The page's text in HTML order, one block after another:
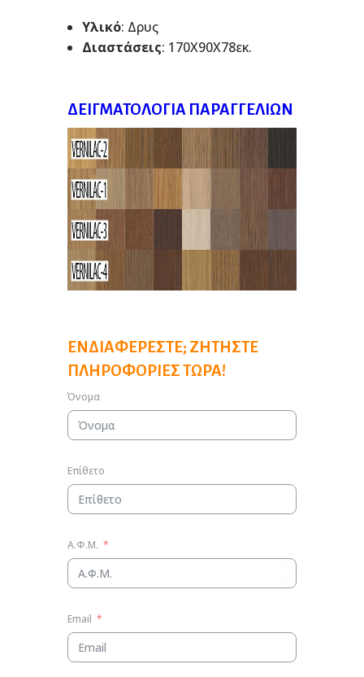
Υλικό: Δρυς
Διαστάσεις: 170Χ90Χ78εκ.
ΔΕΙΓΜΑΤΟΛΌΓΙΑ ΠΑΡΑΓΓΕΛΙΏΝ
ΕΝΔΙΑΦΈΡΕΣΤΕ; ΖΗΤΉΣΤΕ
ΠΛΗΡΟΦΟΡΊΕΣ ΤΏΡΑ!
Όνομα
Επίθετο
Α.Φ.Μ.
Email